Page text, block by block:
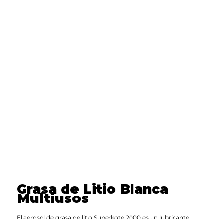
Grasa de Litio Blanca
Multiusos
El aerosol de grasa de litio Superkote 2000 es un lubricante